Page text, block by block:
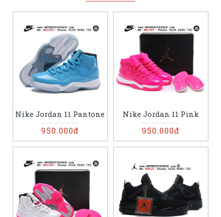
Nike Jordan 11 Pantone
950.000đ
Nike Jordan 11 Pink
950.000đ